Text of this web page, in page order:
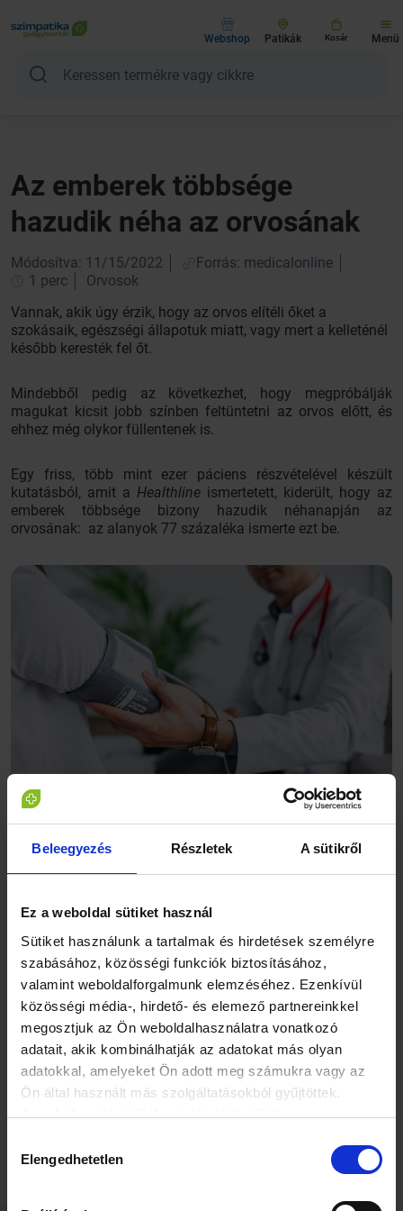
Beleegyezés Részletek A sütikről
Ez a weboldal sütiket használ
Sütiket használunk a tartalmak és hirdetések személyre
szabásához, közösségi funkciók biztosításához,
valamint weboldalforgalmunk elemzéséhez. Ezenkívül
közösségi média-, hirdető- és elemező partnereinkkel
megosztjuk az Ön weboldalhasználatra vonatkozó
adatait, akik kombinálhatják az adatokat más olyan
adatokkal, amelyeket Ön adott meg számukra vagy az
Ön által használt más szolgáltatásokból gyűjtöttek.
Az adatkezelési tájékoztató elérhető itt.
kiválasztása
Elengedhetetlen
Webshop Patikák Kosár Menü
Az emberek többsége
hazudik néha az orvosának
Módosítva: 11/15/2022
Forrás: medicalonline
1 perc
Orvosok
Vannak, akik úgy érzik, hogy az orvos elítéli őket a
szokásaik, egészségi állapotuk miatt, vagy mert a kelleténél
később keresték fel őt.
Mindebből pedig az következhet, hogy megpróbálják
magukat kicsit jobb színben feltüntetni az orvos előtt, és
ehhez még olykor füllentenek is.
Egy friss, több mint ezer páciens részvételével készült
kutatásból, amit a Healthline ismertetett, kiderült, hogy az
emberek többsége bizony hazudik néhanapján az
orvosának: az alanyok 77 százaléka ismerte ezt be.
A Z-generációban az átlagnál magasabb, 96 százalék volt a
füllentők aránya. Őket követték a milleniálok, majd az X-
A vizsgálat szerint a betegek leginkább azéletmódjukról
azon belül is azalkoholfogyasztási, illetve az
szokásaikról
, a fizikai aktivitásukról és a szexuális
életükről,valamint atüneteikrőlhazudnak.
Mindez viszont generációs sajátosságokat is mutat: a Z
generáció főleg a szexuális élettel, a milleniálok a
testmozgással, az X generáció az alkoholfogyasztással, a
baby boomer az étkezési szokásokkal kapcsolatban nem